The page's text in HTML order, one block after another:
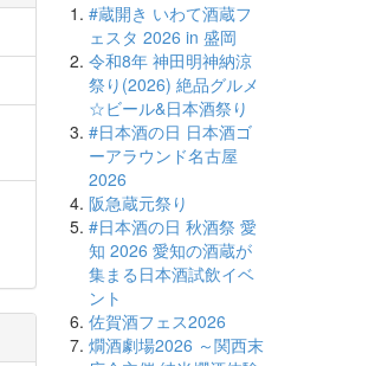
#蔵開き いわて酒蔵フ
ェスタ 2026 in 盛岡
令和8年 神田明神納涼
祭り(2026) 絶品グルメ
☆ビール&日本酒祭り
#日本酒の日 日本酒ゴ
ーアラウンド名古屋
2026
阪急蔵元祭り
#日本酒の日 秋酒祭 愛
知 2026 愛知の酒蔵が
集まる日本酒試飲イベ
ント
佐賀酒フェス2026
燗酒劇場2026 ～関西末